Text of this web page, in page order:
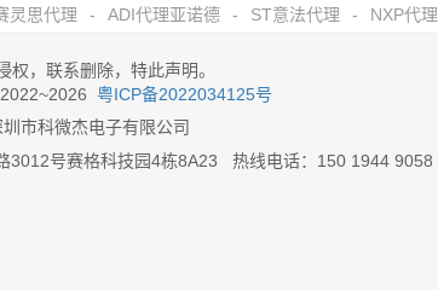
灵思代理 - ADI代理亚诺德 - ST意法代理 - NXP代理
权，联系删除，特此声明。
粤ICP备2022034125号
圳市科微杰电子有限公司
3012号赛格科技园4栋8A23 热线电话：150 1944 9058